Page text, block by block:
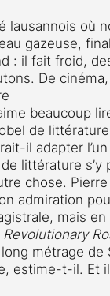
lausannois où
gazeuse,
: il fait froid,
De
beaucoup
de
il adapter
littérature
chose.
admiration
mais
Revolutionary
métrage
estime-t-il. Et il